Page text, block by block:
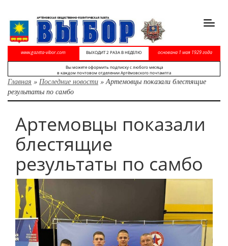
www.gazeta-vibor.com ВЫХОДИТ 2 РАЗА В НЕДЕЛЮ основана 1 мая 1929 года
Вы можете оформить подписку с любого месяца
в каждом почтовом отделении Артёмовского почтампта
Главная » Последние новости »Артемовцы показали блестящие
результаты по самбо
Артемовцы показали
блестящие
результаты по самбо